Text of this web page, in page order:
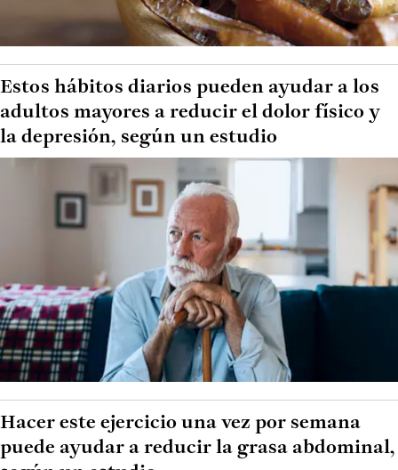
Estos hábitos diarios pueden ayudar a los
adultos mayores a reducir el dolor físico y
la depresión, según un estudio
Hacer este ejercicio una vez por semana
puede ayudar a reducir la grasa abdominal,